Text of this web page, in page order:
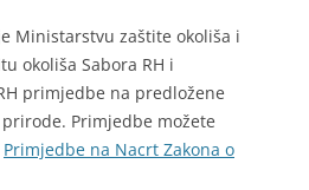
Ministarstvu zaštite okoliša i
okoliša Sabora RH i
primjedbe na predložene
Primjedbe možete
Primjedbe na Nacrt Zakona o